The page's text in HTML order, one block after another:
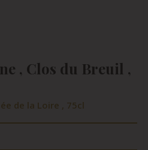
, Clos du Breuil ,
de la Loire , 75cl